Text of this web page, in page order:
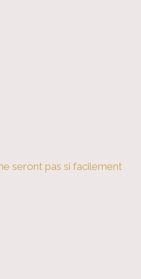
seront pas si facilement